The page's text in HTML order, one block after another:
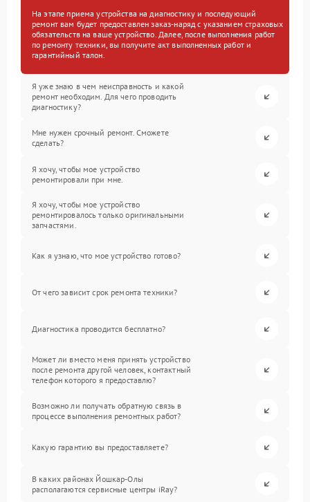
На этапе приема устройства на диагностику и последующий
ремонт вам будет предоставлен заказ-наряд с указанием страховых
обязательств на ваше устройство. Далее, после выполнения работ
по ремонту техники, вы получите акт выполненных работ и
гарантийный талон.
Я уже знаю в чем неисправность и какой
ремонт необходим. Для чего проводить
диагностику?
Мне нужен срочный ремонт. Сможете
сделать?
Я хочу, чтобы мое устройство
ремонтировали при мне.
Я хочу, чтобы мое устройство
ремонтировалось только оригинальными
запчастями.
Как я узнаю, что мое устройство готово?
От чего зависит срок ремонта техники?
Диагностика проводится бесплатно?
Может ли вместо меня принять устройство
после ремонта другой человек, контактный
телефон которого я предоставлю?
Возможно ли получать обратную связь в
процессе выполнения ремонтных работ?
Какую гарантию вы предоставляете?
В каких районах Йошкар-Олы
располагаются сервисные центры iRay?